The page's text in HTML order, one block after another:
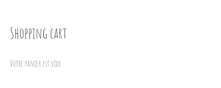
Shopping cart
Votre panier est vide.